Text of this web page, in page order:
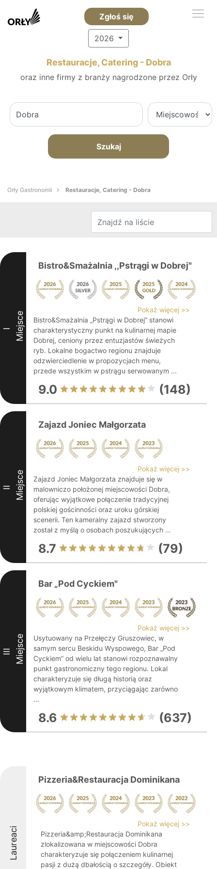
Zgłoś się
2026
Restauracje, Catering - Dobra
oraz inne firmy z branży nagrodzone przez Orły
Szukaj
Orły Gastronomii Restauracje, Catering - Dobra
I Miejsce
Bistro&Smażalnia ,,Pstrągi w Dobrej"
Pokaż więcej >>
Bistro&Smażalnia „Pstrągi w Dobrej” stanowi
charakterystyczny punkt na kulinarnej mapie
Dobrej, ceniony przez entuzjastów świeżych
ryb. Lokalne bogactwo regionu znajduje
odzwierciedlenie w propozycjach menu,
przede wszystkim w pstrągu serwowanym ...
9.0 (148)
II Miejsce
Zajazd Joniec Małgorzata
Pokaż więcej >>
Zajazd Joniec Małgorzata znajduje się w
malowniczo położonej miejscowości Dobra,
oferując wyjątkowe połączenie tradycyjnej
polskiej gościnności oraz uroku górskiej
scenerii. Ten kameralny zajazd stworzony
został z myślą o osobach poszukujących ...
8.7 (79)
III Miejsce
Bar „Pod Cyckiem"
Pokaż więcej >>
Usytuowany na Przełęczy Gruszowiec, w
samym sercu Beskidu Wyspowego, Bar „Pod
Cyckiem” od wielu lat stanowi rozpoznawalny
punkt gastronomiczny tego regionu. Lokal
charakteryzuje się długą historią oraz
wyjątkowym klimatem, przyciągając zarówno
...
8.6 (637)
Laureaci
Pizzeria&Restauracja Dominikana
Pokaż więcej >>
Pizzeria&amp;Restauracja Dominikana
zlokalizowana w miejscowości Dobra
charakteryzuje się połączeniem kulinarnej
pasji z dużą dbałością o szczegóły. Obiekt